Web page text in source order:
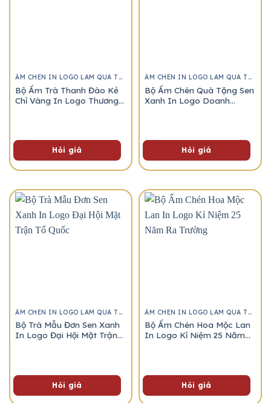
ẤM CHÉN IN LOGO LÀM QUÀ TẶNG
Bộ Ấm Trà Thanh Đào Kẻ
Chỉ Vàng In Logo Thương
Hỏi giá
ẤM CHÉN IN LOGO LÀM QUÀ TẶNG
Bộ Ấm Chén Quà Tặng Sen
Xanh In Logo Doanh
Hỏi giá
ẤM CHÉN IN LOGO LÀM QUÀ TẶNG
Bộ Trà Mẫu Đơn Sen Xanh
In Logo Đại Hội Mặt Trận
Hỏi giá
ẤM CHÉN IN LOGO LÀM QUÀ TẶNG
Bộ Ấm Chén Hoa Mộc Lan
In Logo Kỉ Niệm 25 Năm
Hỏi giá
SĐT / Zalo*
Ghi chú